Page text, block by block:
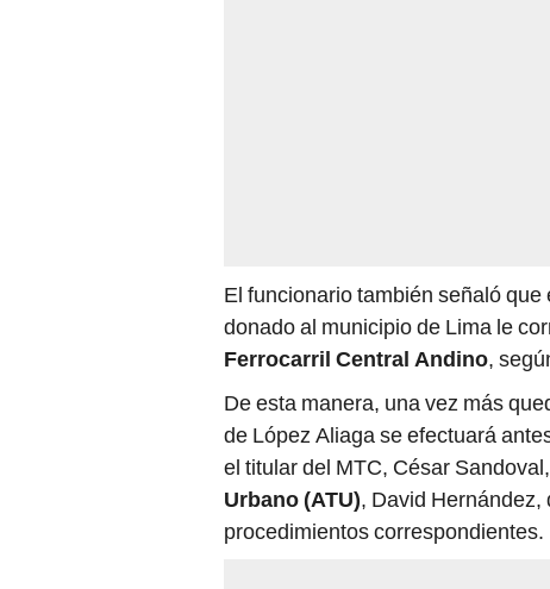
El funcionario también señaló
donado al municipio de Lima le
Ferrocarril Central Andino,
De esta manera, una vez más
de López Aliaga se efectuará
el titular del MTC, César
Urbano (ATU), David
procedimientos correspondientes.